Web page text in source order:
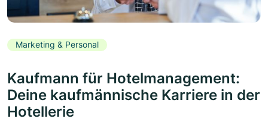
Marketing & Personal
Kaufmann für Hotelmanagement:
Deine kaufmännische Karriere in der
Hotellerie